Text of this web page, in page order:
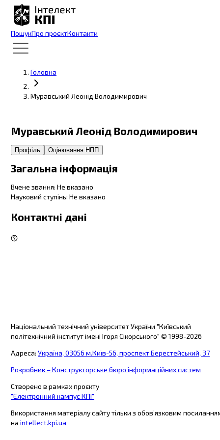
ПошукПро проєктКонтакти
Головна
Муравський Леонід Володимирович
Муравський Леонід Володимирович
Профіль Оцінювання НПП
Загальна інформація
Вчене звання: Не вказано
Науковий ступінь: Не вказано
Контактні дані
Національний технічний університет України "Київський
політехнічний інститут імені Ігоря Сікорського" © 1998-2026
Адреса: Україна, 03056 м.Київ-56, проспект Берестейський, 37
Розробник – Конструкторське бюро інформаційних систем
Створено в рамках проєкту
"Електронний кампус КПІ"
Використання матеріалу сайту тільки з обов’язковим
на intellect.kpi.ua